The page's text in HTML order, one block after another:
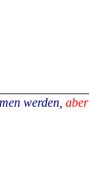
werden,